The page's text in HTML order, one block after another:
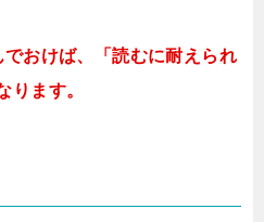
おけば、「読むに耐えられ
ります。